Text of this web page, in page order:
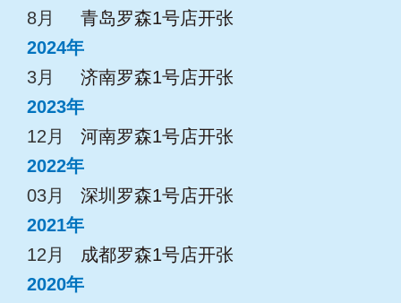
8月
青岛罗森1号店开张
2024年
3月
济南罗森1号店开张
2023年
12月
河南罗森1号店开张
2022年
03月
深圳罗森1号店开张
2021年
12月
成都罗森1号店开张
2020年